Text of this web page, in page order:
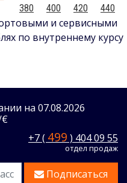
380 400 420 440
и сервисными
по внутреннему курсу
на 07.08.2026
€
+7 ( 499 ) 404 09 55
отдел продаж
Подписаться